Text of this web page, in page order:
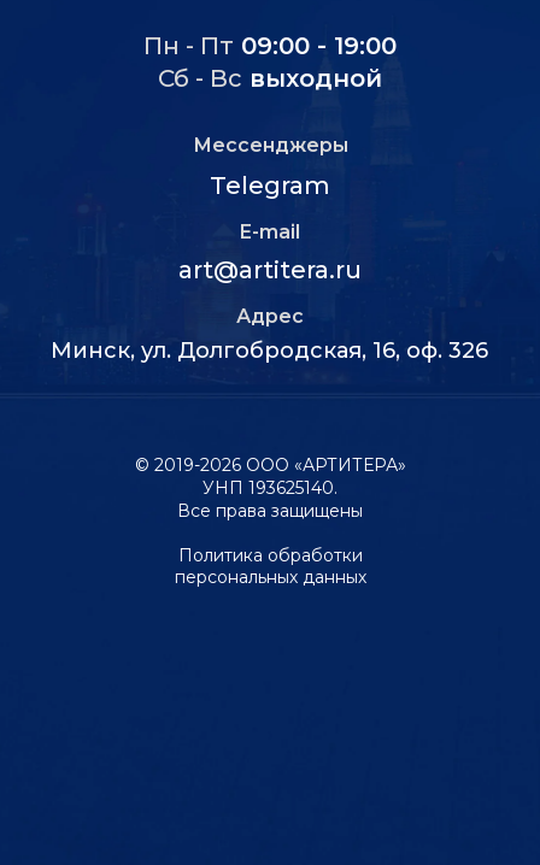
Пн - Пт 09:00 - 19:00
Сб - Вс выходной
Мессенджеры
Telegram
E-mail
art@artitera.ru
Адрес
Минск, ул. Долгобродская, 16, оф. 326
© 2019-2026 ООО «АРТИТЕРА»
УНП 193625140.
Все права защищены
Политика обработки
персональных данных